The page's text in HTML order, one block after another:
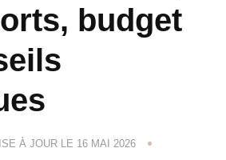
budget
À JOUR LE 16 MAI 2026